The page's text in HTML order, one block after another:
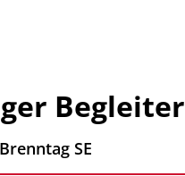
Begleiter
SE